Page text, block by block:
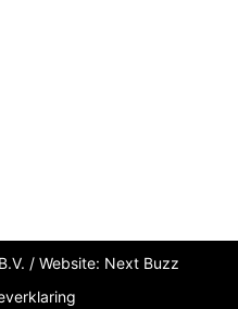
/ Website: Next Buzz